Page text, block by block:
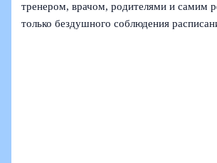
тренером, врачом, родителями и самим
только бездушного соблюдения